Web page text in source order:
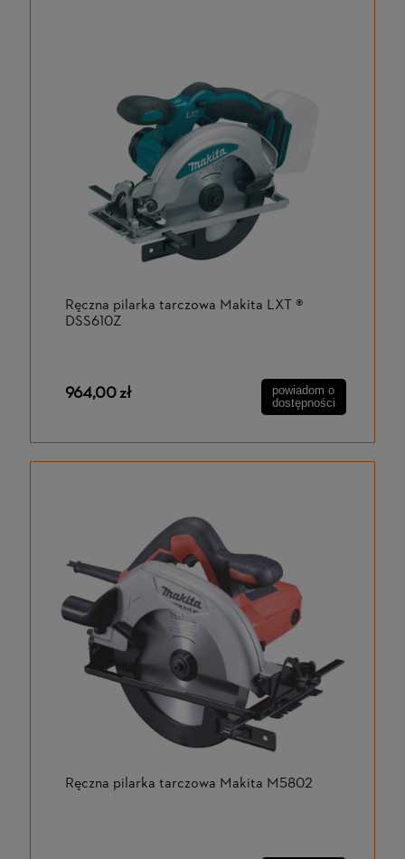
Ręczna pilarka tarczowa Makita LXT ®
DSS610Z
964,00 zł
powiadom o
dostępności
Ręczna pilarka tarczowa Makita M5802